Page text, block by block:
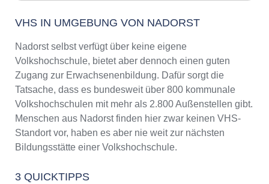
3 Quicktipps
Checkliste: VHS-Kurse rund um Nadorst
Keine VHS in Nadorst
Online-Kurse: Pro und Contra
Online-Kurse als alternative Angebote zu
VHS-Kursen
Die VHS als Inbegriff der Erwachsenenbildung
Das bundesweite Netzwerk der
Abendschulen rund um Nadorst
VHS IN UMGEBUNG VON NADORST
Nadorst selbst verfügt über keine eigene
Volkshochschule, bietet aber dennoch einen guten
Zugang zur Erwachsenenbildung. Dafür sorgt die
Tatsache, dass es bundesweit über 800 kommunale
Volkshochschulen mit mehr als 2.800 Außenstellen gibt.
Menschen aus Nadorst finden hier zwar keinen VHS-
Standort vor, haben es aber nie weit zur nächsten
Bildungsstätte einer Volkshochschule.
3 QUICKTIPPS